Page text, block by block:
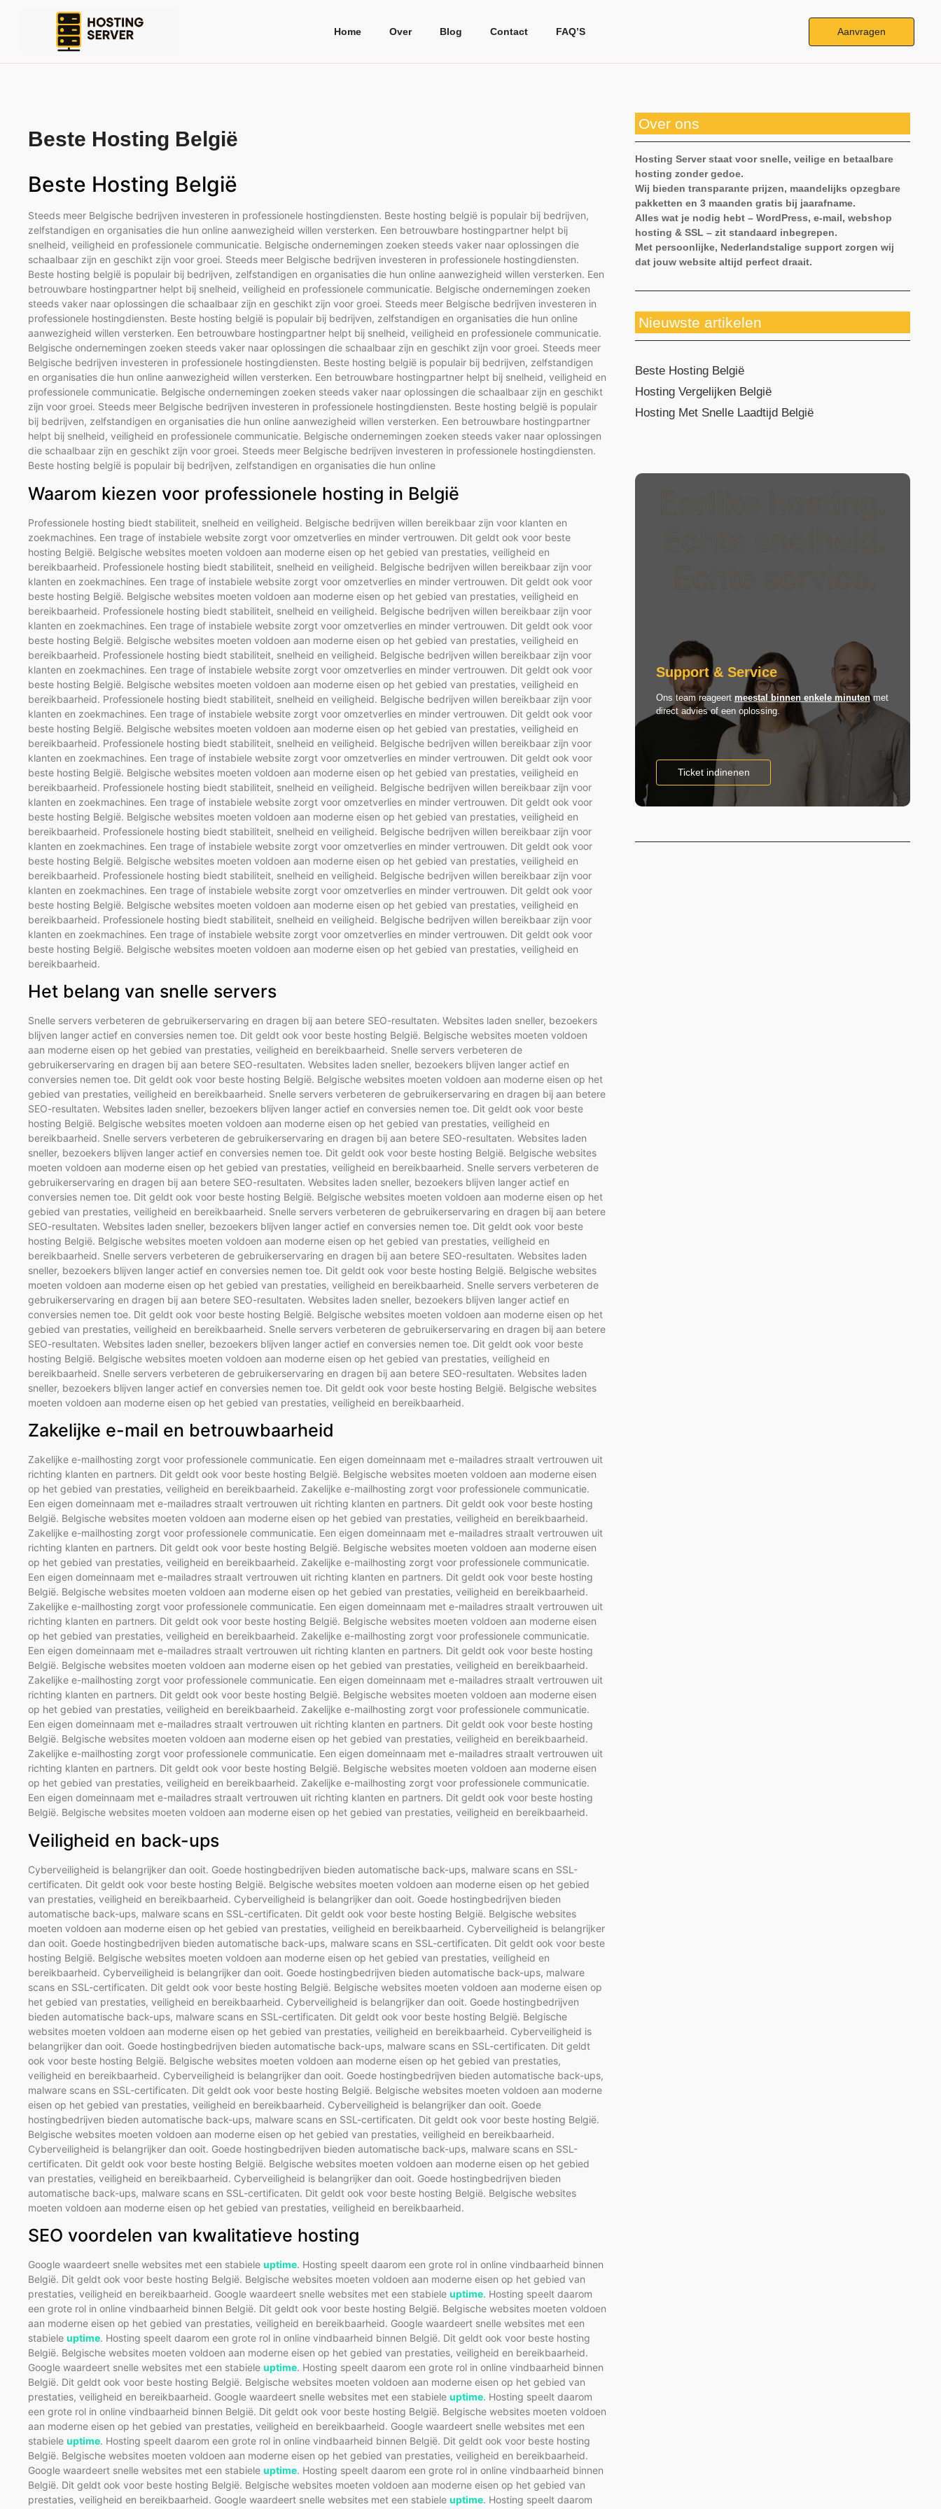
Home Over Blog Contact FAQ’S Aanvragen
Beste Hosting België
Beste Hosting België
Steeds meer Belgische bedrijven investeren in professionele hostingdiensten. Beste hosting belgië is populair bij bedrijven,
zelfstandigen en organisaties die hun online aanwezigheid willen versterken. Een betrouwbare hostingpartner helpt bij
snelheid, veiligheid en professionele communicatie. Belgische ondernemingen zoeken steeds vaker naar oplossingen die
schaalbaar zijn en geschikt zijn voor groei. Steeds meer Belgische bedrijven investeren in professionele hostingdiensten.
Beste hosting belgië is populair bij bedrijven, zelfstandigen en organisaties die hun online aanwezigheid willen versterken. Een
betrouwbare hostingpartner helpt bij snelheid, veiligheid en professionele communicatie. Belgische ondernemingen zoeken
steeds vaker naar oplossingen die schaalbaar zijn en geschikt zijn voor groei. Steeds meer Belgische bedrijven investeren in
professionele hostingdiensten. Beste hosting belgië is populair bij bedrijven, zelfstandigen en organisaties die hun online
aanwezigheid willen versterken. Een betrouwbare hostingpartner helpt bij snelheid, veiligheid en professionele communicatie.
Belgische ondernemingen zoeken steeds vaker naar oplossingen die schaalbaar zijn en geschikt zijn voor groei. Steeds meer
Belgische bedrijven investeren in professionele hostingdiensten. Beste hosting belgië is populair bij bedrijven, zelfstandigen
en organisaties die hun online aanwezigheid willen versterken. Een betrouwbare hostingpartner helpt bij snelheid, veiligheid en
professionele communicatie. Belgische ondernemingen zoeken steeds vaker naar oplossingen die schaalbaar zijn en geschikt
zijn voor groei. Steeds meer Belgische bedrijven investeren in professionele hostingdiensten. Beste hosting belgië is populair
bij bedrijven, zelfstandigen en organisaties die hun online aanwezigheid willen versterken. Een betrouwbare hostingpartner
helpt bij snelheid, veiligheid en professionele communicatie. Belgische ondernemingen zoeken steeds vaker naar oplossingen
die schaalbaar zijn en geschikt zijn voor groei. Steeds meer Belgische bedrijven investeren in professionele hostingdiensten.
Beste hosting belgië is populair bij bedrijven, zelfstandigen en organisaties die hun online
Waarom kiezen voor professionele hosting in België
Professionele hosting biedt stabiliteit, snelheid en veiligheid. Belgische bedrijven willen bereikbaar zijn voor klanten en
zoekmachines. Een trage of instabiele website zorgt voor omzetverlies en minder vertrouwen. Dit geldt ook voor beste
hosting België. Belgische websites moeten voldoen aan moderne eisen op het gebied van prestaties, veiligheid en
bereikbaarheid. Professionele hosting biedt stabiliteit, snelheid en veiligheid. Belgische bedrijven willen bereikbaar zijn voor
klanten en zoekmachines. Een trage of instabiele website zorgt voor omzetverlies en minder vertrouwen. Dit geldt ook voor
beste hosting België. Belgische websites moeten voldoen aan moderne eisen op het gebied van prestaties, veiligheid en
bereikbaarheid. Professionele hosting biedt stabiliteit, snelheid en veiligheid. Belgische bedrijven willen bereikbaar zijn voor
klanten en zoekmachines. Een trage of instabiele website zorgt voor omzetverlies en minder vertrouwen. Dit geldt ook voor
beste hosting België. Belgische websites moeten voldoen aan moderne eisen op het gebied van prestaties, veiligheid en
bereikbaarheid. Professionele hosting biedt stabiliteit, snelheid en veiligheid. Belgische bedrijven willen bereikbaar zijn voor
klanten en zoekmachines. Een trage of instabiele website zorgt voor omzetverlies en minder vertrouwen. Dit geldt ook voor
beste hosting België. Belgische websites moeten voldoen aan moderne eisen op het gebied van prestaties, veiligheid en
bereikbaarheid. Professionele hosting biedt stabiliteit, snelheid en veiligheid. Belgische bedrijven willen bereikbaar zijn voor
klanten en zoekmachines. Een trage of instabiele website zorgt voor omzetverlies en minder vertrouwen. Dit geldt ook voor
beste hosting België. Belgische websites moeten voldoen aan moderne eisen op het gebied van prestaties, veiligheid en
bereikbaarheid. Professionele hosting biedt stabiliteit, snelheid en veiligheid. Belgische bedrijven willen bereikbaar zijn voor
klanten en zoekmachines. Een trage of instabiele website zorgt voor omzetverlies en minder vertrouwen. Dit geldt ook voor
beste hosting België. Belgische websites moeten voldoen aan moderne eisen op het gebied van prestaties, veiligheid en
bereikbaarheid. Professionele hosting biedt stabiliteit, snelheid en veiligheid. Belgische bedrijven willen bereikbaar zijn voor
klanten en zoekmachines. Een trage of instabiele website zorgt voor omzetverlies en minder vertrouwen. Dit geldt ook voor
beste hosting België. Belgische websites moeten voldoen aan moderne eisen op het gebied van prestaties, veiligheid en
bereikbaarheid. Professionele hosting biedt stabiliteit, snelheid en veiligheid. Belgische bedrijven willen bereikbaar zijn voor
klanten en zoekmachines. Een trage of instabiele website zorgt voor omzetverlies en minder vertrouwen. Dit geldt ook voor
beste hosting België. Belgische websites moeten voldoen aan moderne eisen op het gebied van prestaties, veiligheid en
bereikbaarheid. Professionele hosting biedt stabiliteit, snelheid en veiligheid. Belgische bedrijven willen bereikbaar zijn voor
klanten en zoekmachines. Een trage of instabiele website zorgt voor omzetverlies en minder vertrouwen. Dit geldt ook voor
beste hosting België. Belgische websites moeten voldoen aan moderne eisen op het gebied van prestaties, veiligheid en
bereikbaarheid. Professionele hosting biedt stabiliteit, snelheid en veiligheid. Belgische bedrijven willen bereikbaar zijn voor
klanten en zoekmachines. Een trage of instabiele website zorgt voor omzetverlies en minder vertrouwen. Dit geldt ook voor
beste hosting België. Belgische websites moeten voldoen aan moderne eisen op het gebied van prestaties, veiligheid en
bereikbaarheid.
Het belang van snelle servers
Snelle servers verbeteren de gebruikerservaring en dragen bij aan betere SEO-resultaten. Websites laden sneller, bezoekers
blijven langer actief en conversies nemen toe. Dit geldt ook voor beste hosting België. Belgische websites moeten voldoen
aan moderne eisen op het gebied van prestaties, veiligheid en bereikbaarheid. Snelle servers verbeteren de
gebruikerservaring en dragen bij aan betere SEO-resultaten. Websites laden sneller, bezoekers blijven langer actief en
conversies nemen toe. Dit geldt ook voor beste hosting België. Belgische websites moeten voldoen aan moderne eisen op het
gebied van prestaties, veiligheid en bereikbaarheid. Snelle servers verbeteren de gebruikerservaring en dragen bij aan betere
SEO-resultaten. Websites laden sneller, bezoekers blijven langer actief en conversies nemen toe. Dit geldt ook voor beste
hosting België. Belgische websites moeten voldoen aan moderne eisen op het gebied van prestaties, veiligheid en
bereikbaarheid. Snelle servers verbeteren de gebruikerservaring en dragen bij aan betere SEO-resultaten. Websites laden
sneller, bezoekers blijven langer actief en conversies nemen toe. Dit geldt ook voor beste hosting België. Belgische websites
moeten voldoen aan moderne eisen op het gebied van prestaties, veiligheid en bereikbaarheid. Snelle servers verbeteren de
gebruikerservaring en dragen bij aan betere SEO-resultaten. Websites laden sneller, bezoekers blijven langer actief en
conversies nemen toe. Dit geldt ook voor beste hosting België. Belgische websites moeten voldoen aan moderne eisen op het
gebied van prestaties, veiligheid en bereikbaarheid. Snelle servers verbeteren de gebruikerservaring en dragen bij aan betere
SEO-resultaten. Websites laden sneller, bezoekers blijven langer actief en conversies nemen toe. Dit geldt ook voor beste
hosting België. Belgische websites moeten voldoen aan moderne eisen op het gebied van prestaties, veiligheid en
bereikbaarheid. Snelle servers verbeteren de gebruikerservaring en dragen bij aan betere SEO-resultaten. Websites laden
sneller, bezoekers blijven langer actief en conversies nemen toe. Dit geldt ook voor beste hosting België. Belgische websites
moeten voldoen aan moderne eisen op het gebied van prestaties, veiligheid en bereikbaarheid. Snelle servers verbeteren de
gebruikerservaring en dragen bij aan betere SEO-resultaten. Websites laden sneller, bezoekers blijven langer actief en
conversies nemen toe. Dit geldt ook voor beste hosting België. Belgische websites moeten voldoen aan moderne eisen op het
gebied van prestaties, veiligheid en bereikbaarheid. Snelle servers verbeteren de gebruikerservaring en dragen bij aan betere
SEO-resultaten. Websites laden sneller, bezoekers blijven langer actief en conversies nemen toe. Dit geldt ook voor beste
hosting België. Belgische websites moeten voldoen aan moderne eisen op het gebied van prestaties, veiligheid en
bereikbaarheid. Snelle servers verbeteren de gebruikerservaring en dragen bij aan betere SEO-resultaten. Websites laden
sneller, bezoekers blijven langer actief en conversies nemen toe. Dit geldt ook voor beste hosting België. Belgische websites
moeten voldoen aan moderne eisen op het gebied van prestaties, veiligheid en bereikbaarheid.
Zakelijke e-mail en betrouwbaarheid
Zakelijke e-mailhosting zorgt voor professionele communicatie. Een eigen domeinnaam met e-mailadres straalt vertrouwen uit
richting klanten en partners. Dit geldt ook voor beste hosting België. Belgische websites moeten voldoen aan moderne eisen
op het gebied van prestaties, veiligheid en bereikbaarheid. Zakelijke e-mailhosting zorgt voor professionele communicatie.
Een eigen domeinnaam met e-mailadres straalt vertrouwen uit richting klanten en partners. Dit geldt ook voor beste hosting
België. Belgische websites moeten voldoen aan moderne eisen op het gebied van prestaties, veiligheid en bereikbaarheid.
Zakelijke e-mailhosting zorgt voor professionele communicatie. Een eigen domeinnaam met e-mailadres straalt vertrouwen uit
richting klanten en partners. Dit geldt ook voor beste hosting België. Belgische websites moeten voldoen aan moderne eisen
op het gebied van prestaties, veiligheid en bereikbaarheid. Zakelijke e-mailhosting zorgt voor professionele communicatie.
Een eigen domeinnaam met e-mailadres straalt vertrouwen uit richting klanten en partners. Dit geldt ook voor beste hosting
België. Belgische websites moeten voldoen aan moderne eisen op het gebied van prestaties, veiligheid en bereikbaarheid.
Zakelijke e-mailhosting zorgt voor professionele communicatie. Een eigen domeinnaam met e-mailadres straalt vertrouwen uit
richting klanten en partners. Dit geldt ook voor beste hosting België. Belgische websites moeten voldoen aan moderne eisen
op het gebied van prestaties, veiligheid en bereikbaarheid. Zakelijke e-mailhosting zorgt voor professionele communicatie.
Een eigen domeinnaam met e-mailadres straalt vertrouwen uit richting klanten en partners. Dit geldt ook voor beste hosting
België. Belgische websites moeten voldoen aan moderne eisen op het gebied van prestaties, veiligheid en bereikbaarheid.
Zakelijke e-mailhosting zorgt voor professionele communicatie. Een eigen domeinnaam met e-mailadres straalt vertrouwen uit
richting klanten en partners. Dit geldt ook voor beste hosting België. Belgische websites moeten voldoen aan moderne eisen
op het gebied van prestaties, veiligheid en bereikbaarheid. Zakelijke e-mailhosting zorgt voor professionele communicatie.
Een eigen domeinnaam met e-mailadres straalt vertrouwen uit richting klanten en partners. Dit geldt ook voor beste hosting
België. Belgische websites moeten voldoen aan moderne eisen op het gebied van prestaties, veiligheid en bereikbaarheid.
Zakelijke e-mailhosting zorgt voor professionele communicatie. Een eigen domeinnaam met e-mailadres straalt vertrouwen uit
richting klanten en partners. Dit geldt ook voor beste hosting België. Belgische websites moeten voldoen aan moderne eisen
op het gebied van prestaties, veiligheid en bereikbaarheid. Zakelijke e-mailhosting zorgt voor professionele communicatie.
Een eigen domeinnaam met e-mailadres straalt vertrouwen uit richting klanten en partners. Dit geldt ook voor beste hosting
België. Belgische websites moeten voldoen aan moderne eisen op het gebied van prestaties, veiligheid en bereikbaarheid.
Veiligheid en back-ups
Cyberveiligheid is belangrijker dan ooit. Goede hostingbedrijven bieden automatische back-ups, malware scans en SSL-
certificaten. Dit geldt ook voor beste hosting België. Belgische websites moeten voldoen aan moderne eisen op het gebied
van prestaties, veiligheid en bereikbaarheid. Cyberveiligheid is belangrijker dan ooit. Goede hostingbedrijven bieden
automatische back-ups, malware scans en SSL-certificaten. Dit geldt ook voor beste hosting België. Belgische websites
moeten voldoen aan moderne eisen op het gebied van prestaties, veiligheid en bereikbaarheid. Cyberveiligheid is belangrijker
dan ooit. Goede hostingbedrijven bieden automatische back-ups, malware scans en SSL-certificaten. Dit geldt ook voor beste
hosting België. Belgische websites moeten voldoen aan moderne eisen op het gebied van prestaties, veiligheid en
bereikbaarheid. Cyberveiligheid is belangrijker dan ooit. Goede hostingbedrijven bieden automatische back-ups, malware
scans en SSL-certificaten. Dit geldt ook voor beste hosting België. Belgische websites moeten voldoen aan moderne eisen op
het gebied van prestaties, veiligheid en bereikbaarheid. Cyberveiligheid is belangrijker dan ooit. Goede hostingbedrijven
bieden automatische back-ups, malware scans en SSL-certificaten. Dit geldt ook voor beste hosting België. Belgische
websites moeten voldoen aan moderne eisen op het gebied van prestaties, veiligheid en bereikbaarheid. Cyberveiligheid is
belangrijker dan ooit. Goede hostingbedrijven bieden automatische back-ups, malware scans en SSL-certificaten. Dit geldt
ook voor beste hosting België. Belgische websites moeten voldoen aan moderne eisen op het gebied van prestaties,
veiligheid en bereikbaarheid. Cyberveiligheid is belangrijker dan ooit. Goede hostingbedrijven bieden automatische back-ups,
malware scans en SSL-certificaten. Dit geldt ook voor beste hosting België. Belgische websites moeten voldoen aan moderne
eisen op het gebied van prestaties, veiligheid en bereikbaarheid. Cyberveiligheid is belangrijker dan ooit. Goede
hostingbedrijven bieden automatische back-ups, malware scans en SSL-certificaten. Dit geldt ook voor beste hosting België.
Belgische websites moeten voldoen aan moderne eisen op het gebied van prestaties, veiligheid en bereikbaarheid.
Cyberveiligheid is belangrijker dan ooit. Goede hostingbedrijven bieden automatische back-ups, malware scans en SSL-
certificaten. Dit geldt ook voor beste hosting België. Belgische websites moeten voldoen aan moderne eisen op het gebied
van prestaties, veiligheid en bereikbaarheid. Cyberveiligheid is belangrijker dan ooit. Goede hostingbedrijven bieden
automatische back-ups, malware scans en SSL-certificaten. Dit geldt ook voor beste hosting België. Belgische websites
moeten voldoen aan moderne eisen op het gebied van prestaties, veiligheid en bereikbaarheid.
SEO voordelen van kwalitatieve hosting
Google waardeert snelle websites met een stabiele uptime. Hosting speelt daarom een grote rol in online vindbaarheid binnen
België. Dit geldt ook voor beste hosting België. Belgische websites moeten voldoen aan moderne eisen op het gebied van
prestaties, veiligheid en bereikbaarheid. Google waardeert snelle websites met een stabiele uptime. Hosting speelt daarom
een grote rol in online vindbaarheid binnen België. Dit geldt ook voor beste hosting België. Belgische websites moeten voldoen
aan moderne eisen op het gebied van prestaties, veiligheid en bereikbaarheid. Google waardeert snelle websites met een
stabiele uptime. Hosting speelt daarom een grote rol in online vindbaarheid binnen België. Dit geldt ook voor beste hosting
België. Belgische websites moeten voldoen aan moderne eisen op het gebied van prestaties, veiligheid en bereikbaarheid.
Google waardeert snelle websites met een stabiele uptime. Hosting speelt daarom een grote rol in online vindbaarheid binnen
België. Dit geldt ook voor beste hosting België. Belgische websites moeten voldoen aan moderne eisen op het gebied van
prestaties, veiligheid en bereikbaarheid. Google waardeert snelle websites met een stabiele uptime. Hosting speelt daarom
een grote rol in online vindbaarheid binnen België. Dit geldt ook voor beste hosting België. Belgische websites moeten voldoen
aan moderne eisen op het gebied van prestaties, veiligheid en bereikbaarheid. Google waardeert snelle websites met een
stabiele uptime. Hosting speelt daarom een grote rol in online vindbaarheid binnen België. Dit geldt ook voor beste hosting
België. Belgische websites moeten voldoen aan moderne eisen op het gebied van prestaties, veiligheid en bereikbaarheid.
Google waardeert snelle websites met een stabiele uptime. Hosting speelt daarom een grote rol in online vindbaarheid binnen
België. Dit geldt ook voor beste hosting België. Belgische websites moeten voldoen aan moderne eisen op het gebied van
prestaties, veiligheid en bereikbaarheid. Google waardeert snelle websites met een stabiele uptime. Hosting speelt daarom
Over ons
Hosting Server staat voor snelle, veilige en betaalbare
hosting zonder gedoe.
Wij bieden transparante prijzen, maandelijks opzegbare
pakketten en 3 maanden gratis bij jaarafname.
Alles wat je nodig hebt – WordPress, e-mail, webshop
hosting & SSL – zit standaard inbegrepen.
Met persoonlijke, Nederlandstalige support zorgen wij
dat jouw website altijd perfect draait.
Nieuwste artikelen
Beste Hosting België
Hosting Vergelijken België
Hosting Met Snelle Laadtijd België
Support & Service
Ons team reageert meestal binnen enkele minutenmet
direct advies of een oplossing.
Ticket indinenen